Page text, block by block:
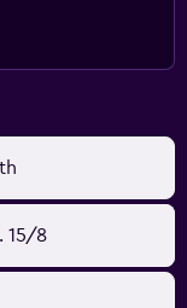
15/8